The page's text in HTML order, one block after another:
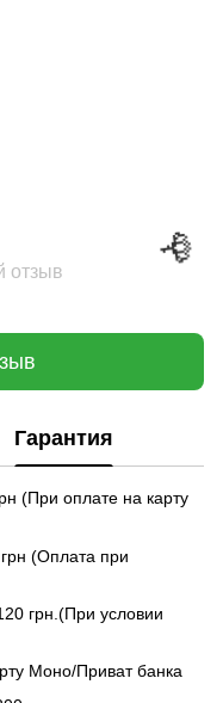
отзыв
Гарантия
(При оплате на карту
(Оплата при
грн.(При условии
Моно/Приват банка